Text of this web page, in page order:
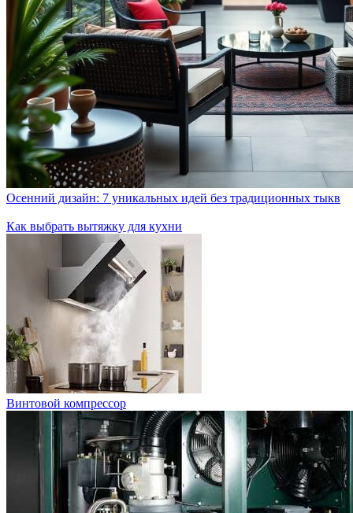
Осенний дизайн: 7 уникальных идей без традиционных тыкв
Как выбрать вытяжку для кухни
Винтовой компрессор